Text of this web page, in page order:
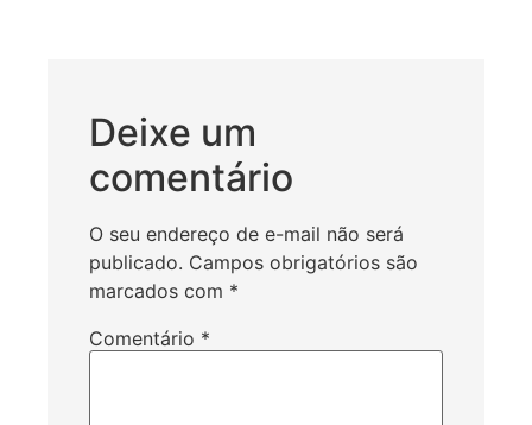
Deixe um
comentário
O seu endereço de e-mail não será
publicado. Campos obrigatórios são
marcados com *
Comentário *